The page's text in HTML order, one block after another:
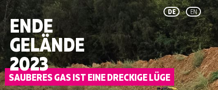
DE EN
ENDE
GELÄNDE
2023